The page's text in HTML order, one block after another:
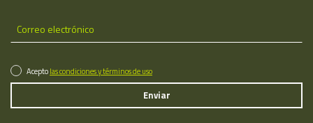
Aceptolas condiciones y términos de uso